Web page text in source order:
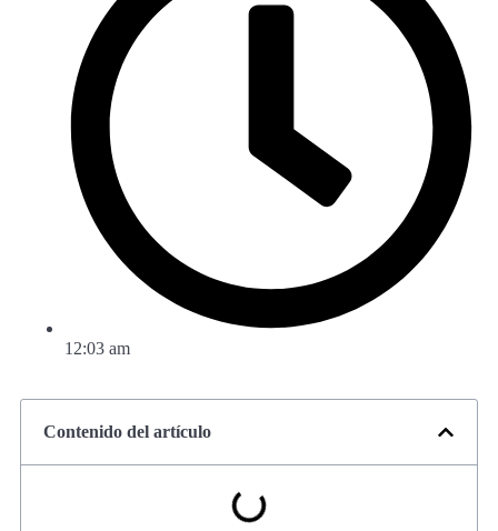
12:03 am
Contenido del artículo